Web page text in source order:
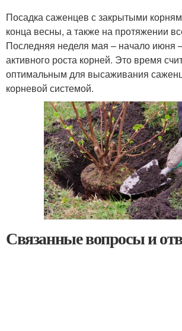
Посадка саженцев с закрытыми
конца весны, а также на протяжении
Последняя неделя мая – начало июня
активного роста корней. Это время
оптимальным для высаживания
корневой системой.
Связанные вопросы и